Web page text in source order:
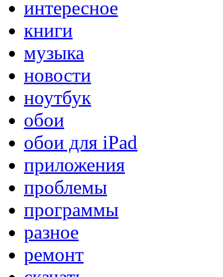
интересное
книги
музыка
новости
ноутбук
обои
обои для iPad
приложения
проблемы
программы
разное
ремонт